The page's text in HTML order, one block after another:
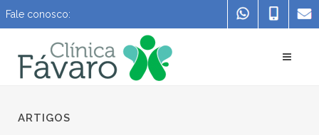
Fale conosco:
ARTIGOS